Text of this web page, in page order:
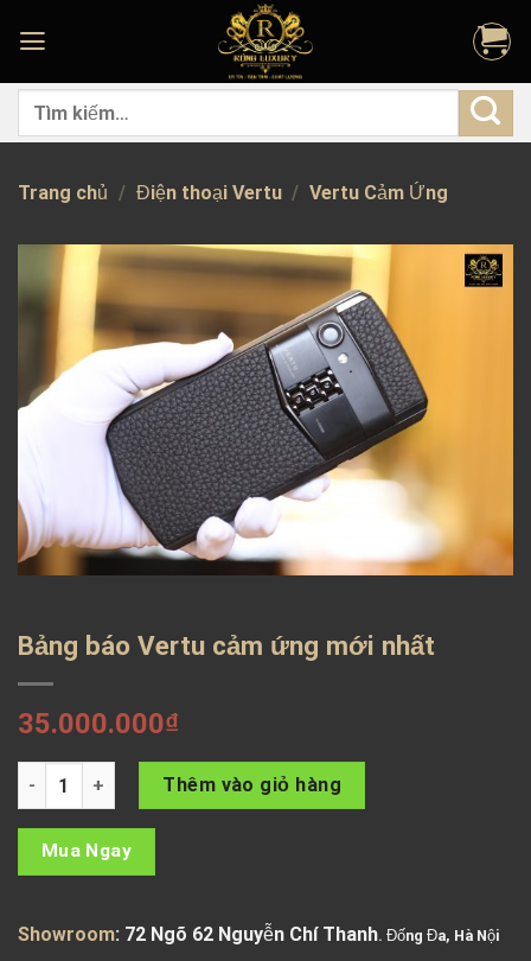
Tìm
Trang chủ / Điện thoại Vertu / Vertu Cảm Ứng
Bảng báo Vertu cảm ứng mới nhất
35.000.000₫
Bảng báo Vertu cảm ứng mới nhất số lượng
Thêm vào giỏ hàng
Mua Ngay
Showroom: 72 Ngõ 62 Nguyễn Chí Thanh. Đống Đa, Hà Nội